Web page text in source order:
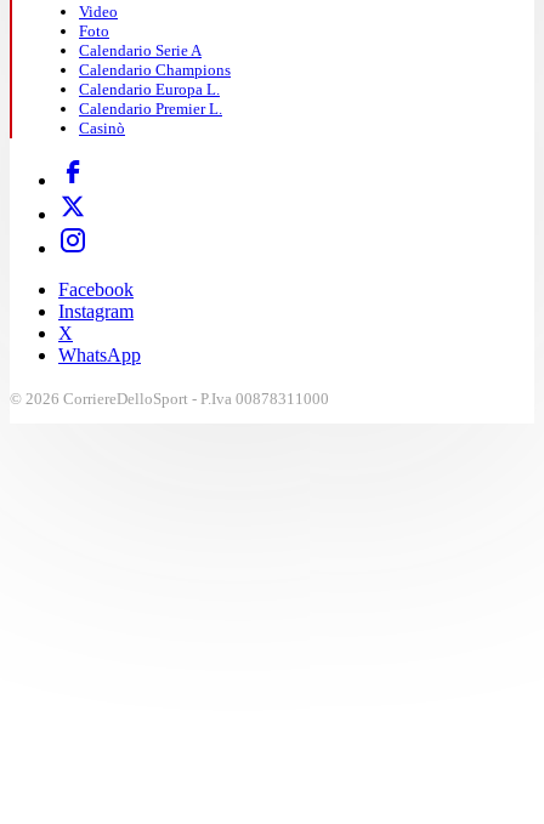
Video
Foto
Calendario Serie A
Calendario Champions
Calendario Europa L.
Calendario Premier L.
Casinò
Facebook
Instagram
X
WhatsApp
© 2026 CorriereDelloSport - P.Iva 00878311000